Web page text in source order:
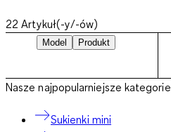
22 Artykuł(-y/-ów)
Model
Produkt
Nasze najpopularniejsze kategorie
Sukienki mini